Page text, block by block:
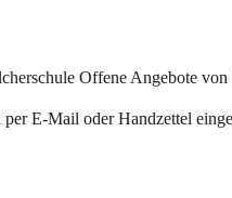
Offene Angebote
E-Mail oder Handzettel